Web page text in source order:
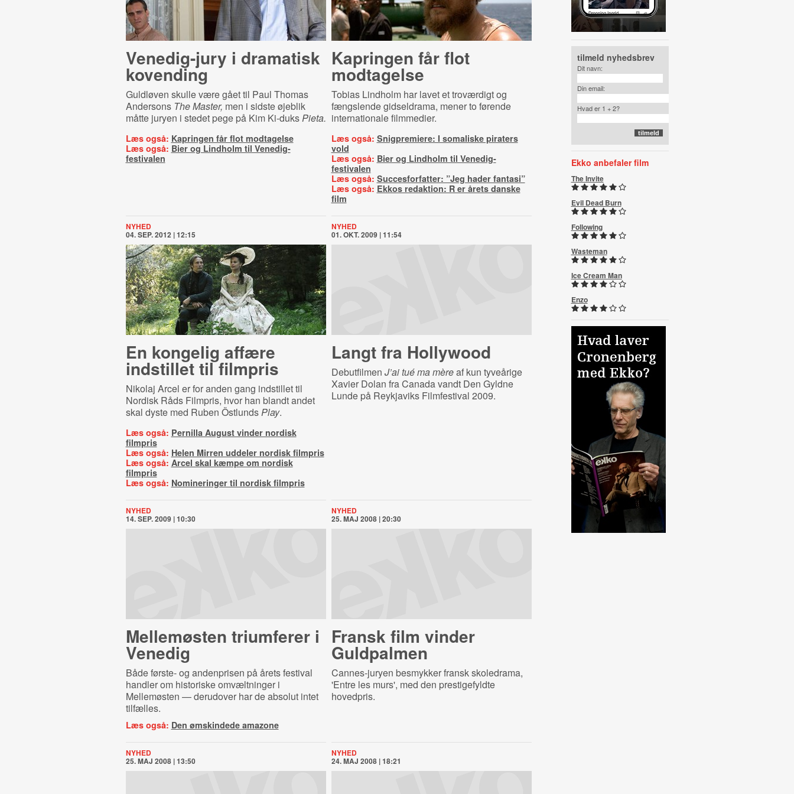
Venedig-jury i dramatisk
kovending
Guldløven skulle være gået til Paul Thomas
Andersons The Master, men i sidste øjeblik
måtte juryen i stedet pege på Kim Ki-duksPieta.
Læs også: Kapringen får flot modtagelse
Læs også: Bier og Lindholm til Venedig-
festivalen
Kapringen får flot
modtagelse
Tobias Lindholm har lavet et troværdigt og
fængslende gidseldrama, mener to førende
internationale filmmedier.
Læs også: Snigpremiere: I somaliske piraters
vold
Læs også: Bier og Lindholm til Venedig-
festivalen
Læs også: Succesforfatter: ”Jeg hader fantasi”
Læs også: Ekkos redaktion: R er årets danske
film
NYHED
04. SEP. 2012 | 12:15
En kongelig affære
indstillet til filmpris
Nikolaj Arcel er for anden gang indstillet til
Nordisk Råds Filmpris, hvor han blandt andet
skal dyste med Ruben ÖstlundsPlay.
Læs også: Pernilla August vinder nordisk
filmpris
Læs også: Helen Mirren uddeler nordisk filmpris
Læs også: Arcel skal kæmpe om nordisk
filmpris
Læs også: Nomineringer til nordisk filmpris
NYHED
01. OKT. 2009 | 11:54
Langt fra Hollywood
Debutfilmen J’ai tué ma mèreaf kun tyveårige
Xavier Dolan fra Canada vandt Den Gyldne
Lunde på Reykjaviks Filmfestival 2009.
NYHED
14. SEP. 2009 | 10:30
Mellemøsten triumferer i
Venedig
Både første- og andenprisen på årets festival
handler om historiske omvæltninger i
Mellemøsten — derudover har de absolut intet
tilfælles.
Læs også: Den ømskindede amazone
NYHED
25. MAJ 2008 | 20:30
Fransk film vinder
Guldpalmen
Cannes-juryen besmykker fransk skoledrama,
'Entre les murs', med den prestigefyldte
hovedpris.
NYHED
25. MAJ 2008 | 13:50
NYHED
24. MAJ 2008 | 18:21
tilmeld nyhedsbrev
Dit navn:
Din email:
Hvad er 1 + 2?
Ekko anbefaler film
The Invite
Evil Dead Burn
Following
Wasteman
Ice Cream Man
Enzo